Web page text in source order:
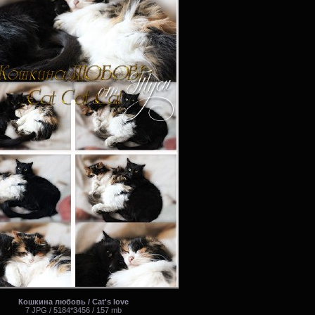
Кошкина любовь / Cat's love
7 JPG / 5184*3456 / 157 mb